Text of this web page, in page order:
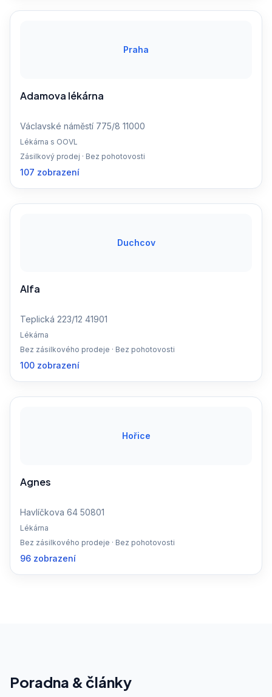
Praha
Adamova lékárna
Václavské náměstí 775/8 11000
Lékárna s OOVL
Zásilkový prodej · Bez pohotovosti
107 zobrazení
Duchcov
Alfa
Teplická 223/12 41901
Lékárna
Bez zásilkového prodeje · Bez pohotovosti
100 zobrazení
Hořice
Agnes
Havlíčkova 64 50801
Lékárna
Bez zásilkového prodeje · Bez pohotovosti
96 zobrazení
Poradna & články